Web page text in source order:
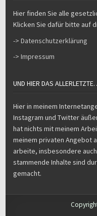
Hier finden Sie alle
Klicken Sie dafür bitte auf
-> Datenschutzerklärung
-> Impressum
UND HIER DAS
Hier in meinem
Instagram und Twitter
hat nichts mit meinem
meinem privaten Angebot
arbeite, insbesondere
stammende Inhalte sind
gemacht.